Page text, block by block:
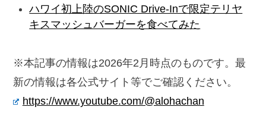
ハワイ初上陸のSONIC Drive-Inで限定テリヤ
キスマッシュバーガーを食べてみた
※本記事の情報は2026年2月時点のものです。最
新の情報は各公式サイト等でご確認ください。
https://www.youtube.com/@alohachan